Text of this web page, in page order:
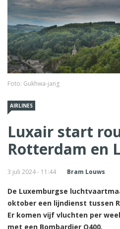
Foto: Gukhwa-jang
AIRLINES
Luxair start
Rotterdam en
3 juli 2024 - 11:44 Bram Louws
De Luxemburgse
oktober een lijndienst tussen
Er komen vijf vluchten per
met een Bombardier Q400.